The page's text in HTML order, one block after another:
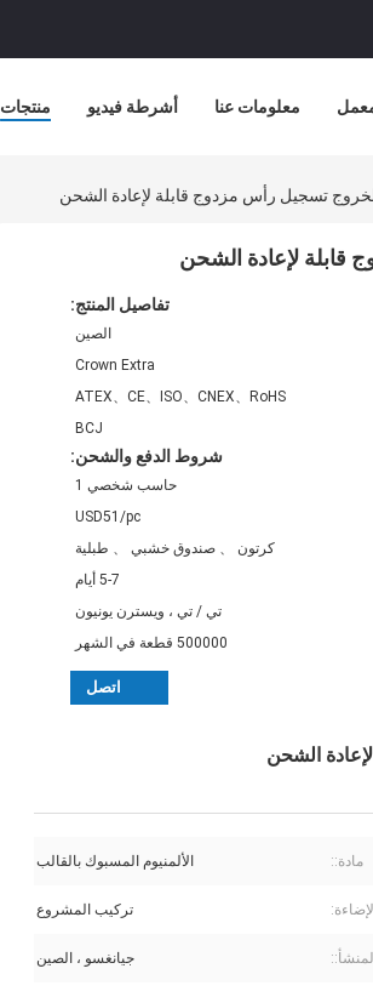
منتجات أشرطة فيديو معلومات عنا
تفاصيل المنتج:
الصين
Crown Extra
ATEX、CE、ISO、CNEX、RoHS
BCJ
شروط الدفع والشحن:
حاسب شخصي 1
USD51/pc
كرتون 、 صندوق خشبي 、 طبلية
5-7 أيام
تي / تي ، ويسترن يونيون
500000 قطعة في الشهر
اتصل
مادة:: الألمنيوم المسبوك بالقالب
تركيب المشروع
جيانغسو ، الصين